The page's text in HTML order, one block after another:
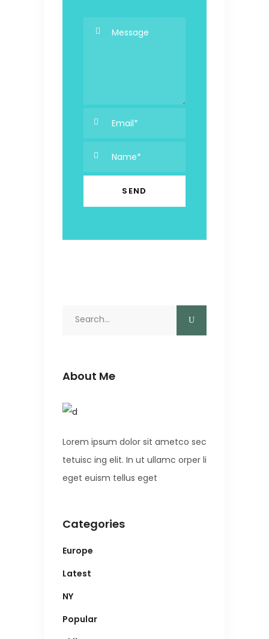
About Me
Lorem ipsum dolor sit ametco sec
tetuisc ing elit. In ut ullamc orper li
eget euism tellus eget
Categories
Europe
Latest
NY
Popular